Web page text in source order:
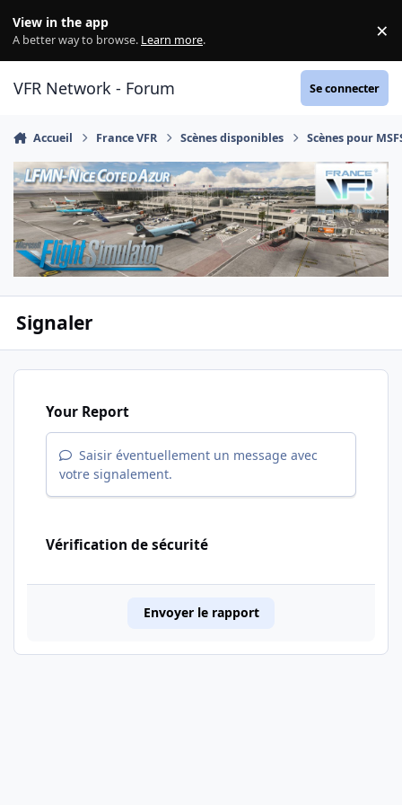
View in the app
A better way to browse. Learn more. ×
VFR Network - Forum Se connecter
Accueil France VFR Scènes disponibles Scènes pour
Signaler
Your Report
Saisir éventuellement un message avec
votre signalement.
Vérification de sécurité
Envoyer le rapport